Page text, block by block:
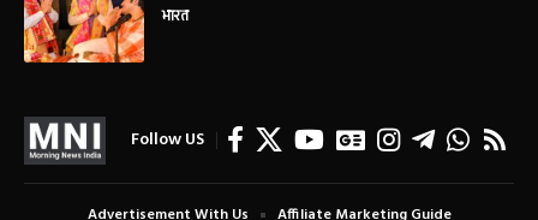
भारत
Follow US
Advertisement With Us Affiliate Marketing Guide